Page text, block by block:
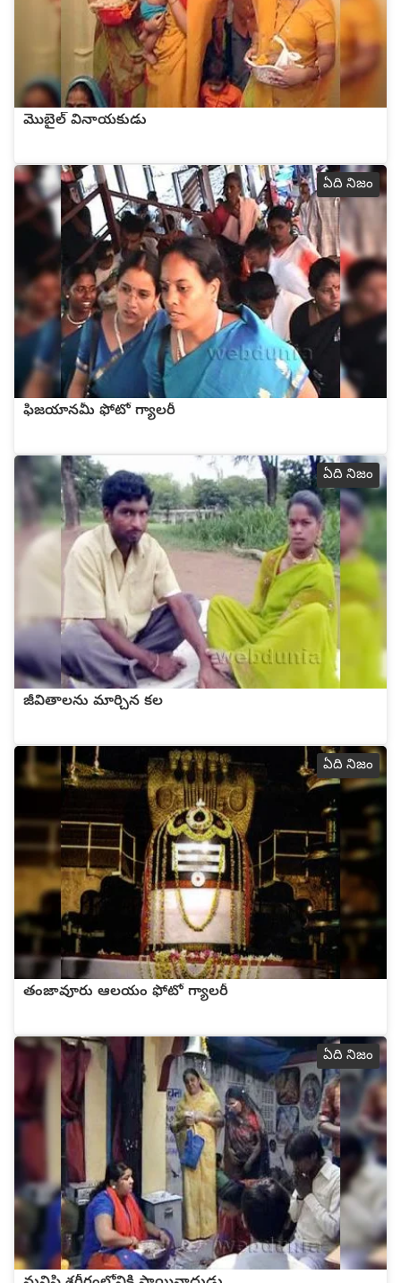
మొబైల్ వినాయకుడు
ఏది నిజం
ఫిజయానమీ ఫోటో గ్యాలరీ
ఏది నిజం
జీవితాలను మార్చిన కల
ఏది నిజం
తంజావూరు ఆలయం ఫోటో గ్యాలరీ
ఏది నిజం